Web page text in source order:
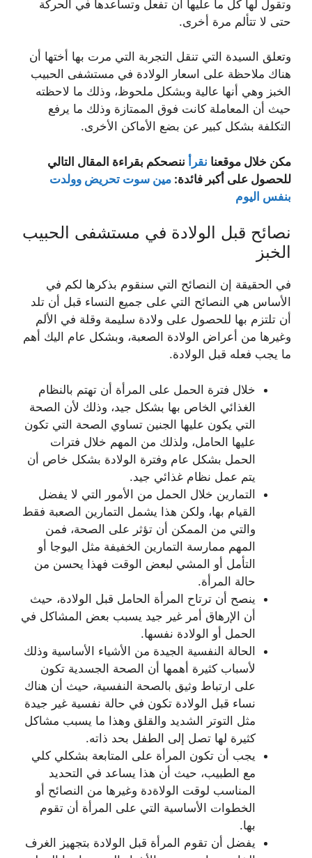
وتقول لها كل ما عليها أن تفعل وتساعدها في الحركة
حتى لا تتألم مرة أخرى.
وتعلق السيدة التي تنقل التجربة التي مرت بها أختها أن
هناك ملاحظة على اسعار الولادة في مستشفى الحبيب
الخبز وهي أنها عالية وبشكل ملحوظ، وذلك ما لاحظته
حيث أن المعاملة كانت فوق الممتازة وذلك ما يرفع
التكلفة بشكل كبير عن بضع الأماكن الأخرى.
مكن خلال موقعنا نقرأ ننصحكم بقراءة المقال التالي
للحصول على أكبر فائدة: مين سوت تحريض وولدت
بنفس اليوم
نصائح قبل الولادة في مستشفى الحبيب
الخبز
في الحقيقة إن النصائح التي سنقوم بذكرها لكم في
الأساس هي النصائح التي على جميع النساء قبل أن تلد
أن تلتزم بها للحصول على ولادة سليمة وقلة في الألم
وغيرها من أعراض الولادة الصعبة، وبشكل عام اليك أهم
ما يجب فعله قبل الولادة.
خلال فترة الحمل على المرأة أن تهتم بالنظام
الغذائي الخاص بها بشكل جيد، وذلك لأن الصحة
التي يكون عليها الجنين تساوي الصحة التي تكون
عليها الحامل، ولذلك من المهم خلال فترات
الحمل بشكل عام وفترة الولادة بشكل خاص أن
يتم عمل نظام غذائي جيد.
التمارين خلال الحمل من الأمور التي لا يفضل
القيام بها، ولكن هذا يشمل التمارين الصعبة فقط
والتي من الممكن أن تؤثر على الصحة، فمن
المهم ممارسة التمارين الخفيفة مثل اليوجا أو
التأمل أو المشي لبعض الوقت فهذا يحسن من
حالة المرأة.
ينصح أن ترتاح المرأة الحامل قبل الولادة، حيث
أن الإرهاق أمر غير جيد يسبب بعض المشاكل في
الحمل أو الولادة نفسها.
الحالة النفسية الجيدة من الأشياء الأساسية وذلك
لأسباب كثيرة أهمها أن الصحة الجسدية تكون
على ارتباط وثيق بالصحة النفسية، حيث أن هناك
نساء قبل الولادة تكون في حالة نفسية غير جيدة
مثل التوتر الشديد والقلق وهذا ما يسبب مشاكل
كثيرة لها تصل إلى الطفل بحد ذاته.
يجب أن تكون المرأة على المتابعة بشكلي كلي
مع الطبيب، حيث أن هذا يساعد في التحديد
المناسب لوقت الولاةدة وغيرها من النصائح أو
الخطوات الأساسية التي على المرأة أن تقوم
بها.
يفضل أن تقوم المرأة قبل الولادة بتجهيز الغرف